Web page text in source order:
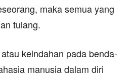
maka semua yang
tulang.
keindahan pada benda-
manusia dalam diri